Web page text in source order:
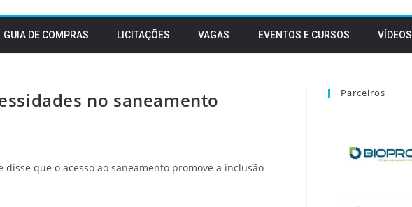
GUIA DE COMPRAS LICITAÇÕES VAGAS EVENTOS E CURSOS VÍDEOS
no saneamento
que o acesso ao saneamento promove a inclusão
Parceiros